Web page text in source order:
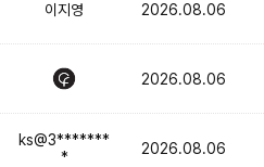
이지영 2026.08.06
2026.08.06
ks@3*******
*
2026.08.06